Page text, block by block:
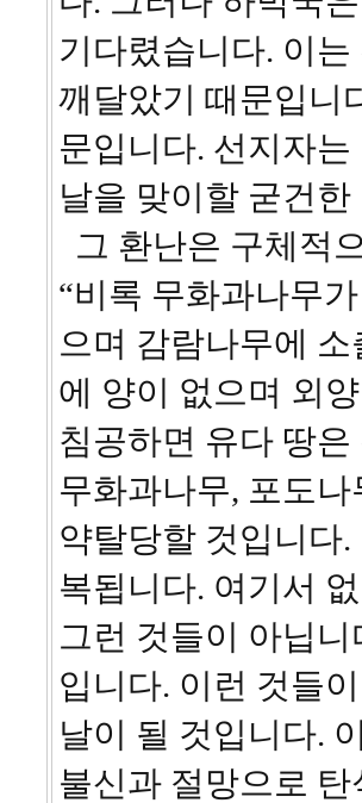
기다렸습니다. 이
깨달았기 때문입니
문입니다. 선지자
날을 맞이할 굳건
그 환난은 구체적
“비록 무화과나무
으며 감람나무에
에 양이 없으며 외
침공하면 유다 땅
무화과나무, 포도
약탈당할 것입니다
복됩니다. 여기서
그런 것들이 아닙
입니다. 이런 것들
날이 될 것입니다.
불신과 절망으로